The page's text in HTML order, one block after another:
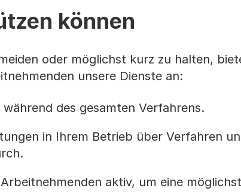
können
oder möglichst kurz zu halten,
unsere Dienste an:
des gesamten Verfahrens.
in Ihrem Betrieb über Verfahren
aktiv, um eine